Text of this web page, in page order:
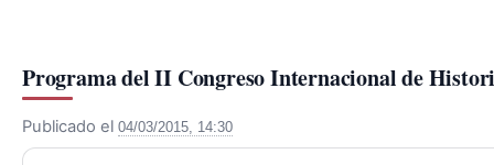
Programa del II Congreso Internacional de
Publicado el 04/03/2015, 14:30